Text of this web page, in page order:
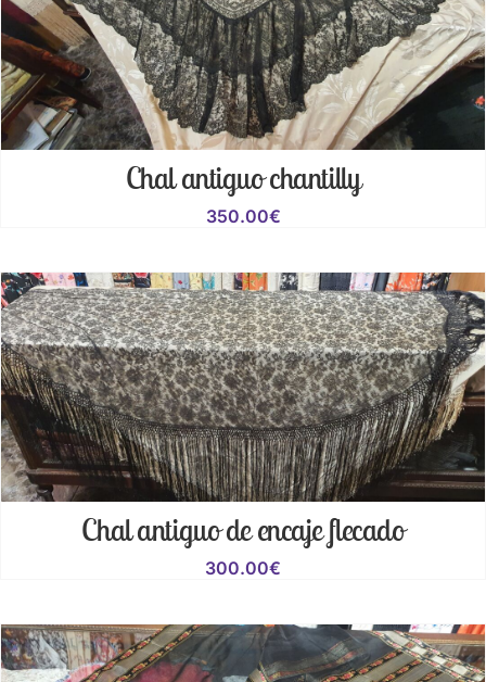
Chal antiguo chantilly
350.00€
Chal antiguo de encaje flecado
300.00€